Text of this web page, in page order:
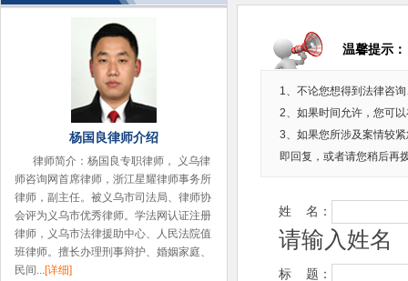
杨国良律师介绍
律师简介：杨国良专职律师， 义乌律
师咨询网首席律师，浙江星耀律师事务所
律师，副主任。被义乌市司法局、律师协
会评为义乌市优秀律师。学法网认证注册
律师，义乌市法律援助中心、人民法院值
班律师。擅长办理刑事辩护、婚姻家庭、
民间...[详细]
温馨提示：
1、不论您想得到法律咨
2、如果时间允许，您可
3、如果您所涉及案情较
即回复，或者请您稍后再
姓 名：
请输入姓名
标 题：